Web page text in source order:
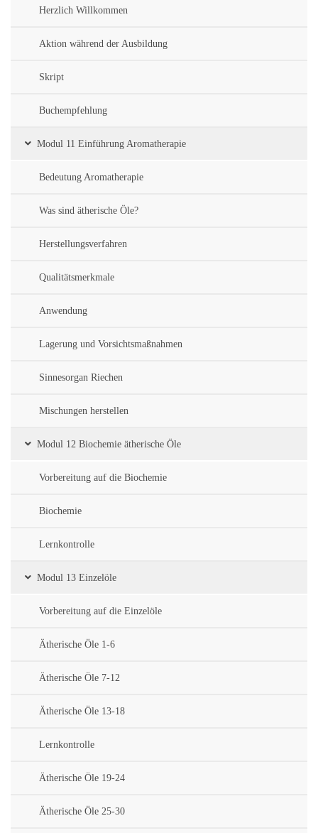
Herzlich Willkommen
Aktion während der Ausbildung
Skript
Buchempfehlung
Modul 11 Einführung Aromatherapie
Bedeutung Aromatherapie
Was sind ätherische Öle?
Herstellungsverfahren
Qualitätsmerkmale
Anwendung
Lagerung und Vorsichtsmaßnahmen
Sinnesorgan Riechen
Mischungen herstellen
Modul 12 Biochemie ätherische Öle
Vorbereitung auf die Biochemie
Biochemie
Lernkontrolle
Modul 13 Einzelöle
Vorbereitung auf die Einzelöle
Ätherische Öle 1-6
Ätherische Öle 7-12
Ätherische Öle 13-18
Lernkontrolle
Ätherische Öle 19-24
Ätherische Öle 25-30